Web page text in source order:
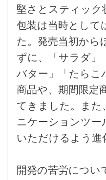
堅さとスティック
包装は当時として
た。発売当初から
ずに、「サラダ」
バター」「たらこ
商品や、期間限定
てきました。また
ニケーションツ
いただけるよう進
開発の苦労につい